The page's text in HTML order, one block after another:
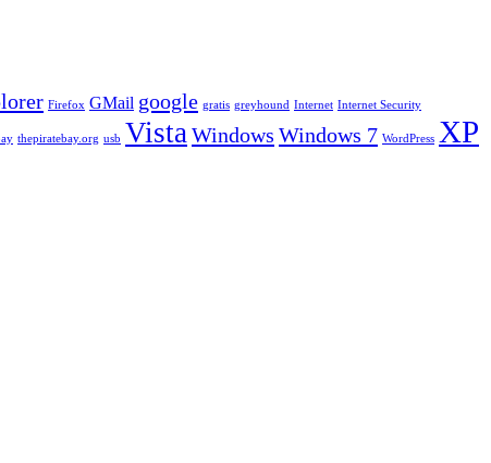
Firefox GMail google gratis greyhound Internet Internet Security
thepiratebay.org usb Vista Windows Windows 7 WordPress XP